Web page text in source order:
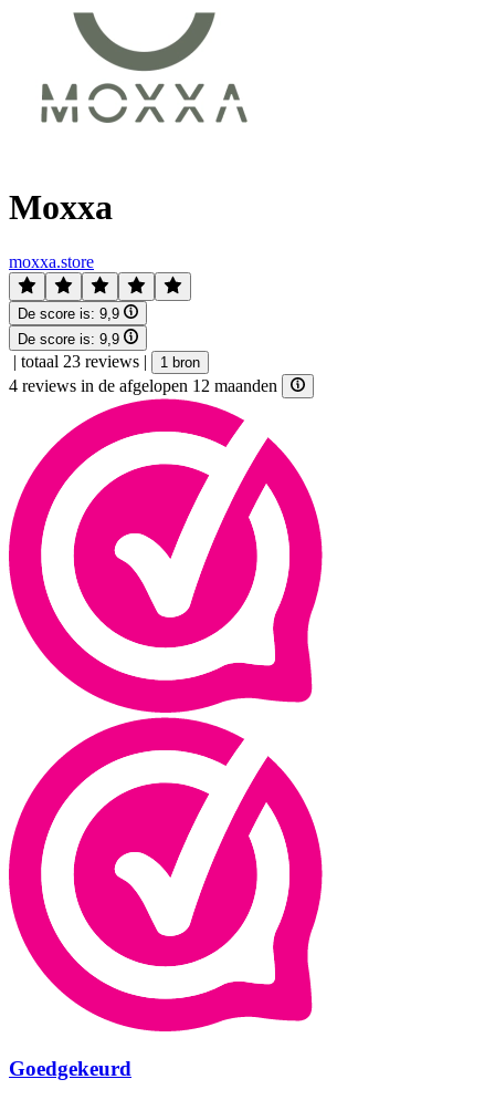
Moxxa
moxxa.store
De score is: 9,9
De score is: 9,9
| totaal 23 reviews | 1 bron
4 reviews in de afgelopen 12 maanden
Goedgekeurd